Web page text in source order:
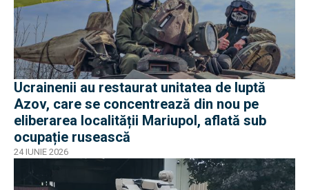
Ucrainenii au restaurat unitatea de luptă
Azov, care se concentrează din nou pe
eliberarea localității Mariupol, aflată sub
ocupație rusească
24 IUNIE 2026